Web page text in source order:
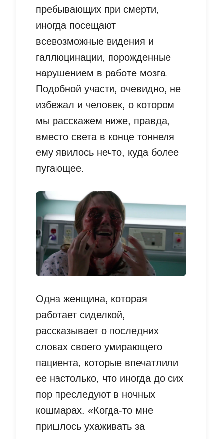
пребывающих при смерти,
иногда посещают
всевозможные видения и
галлюцинации, порожденные
нарушением в работе мозга.
Подобной участи, очевидно, не
избежал и человек, о котором
мы расскажем ниже, правда,
вместо света в конце тоннеля
ему явилось нечто, куда более
пугающее.
Одна женщина, которая
работает сиделкой,
рассказывает о последних
словах своего умирающего
пациента, которые впечатлили
ее настолько, что иногда до сих
пор преследуют в ночных
кошмарах. «Когда-то мне
пришлось ухаживать за